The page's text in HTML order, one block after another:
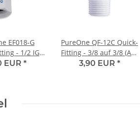
EF018-G
- 1/2 IG
Schlauch |
EUR *
PureOne QF-12C Quick-
Fitting - 3/8 auf 3/8 (AG)
Zoll | I-Form
3,90 EUR *